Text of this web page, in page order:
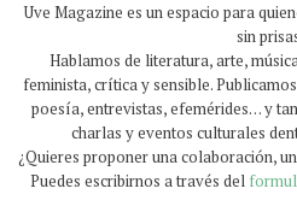
Uve Magazine es un espacio para
sin
Hablamos de literatura, arte,
feminista, crítica y sensible.
poesía, entrevistas, efemérides… y
charlas y eventos culturales
¿Quieres proponer una colaboración,
Puedes escribirnos a través del